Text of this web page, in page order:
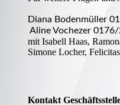
Diana Bodenmüller
Aline Vochezer
mit Isabell Haas,
Simone Locher,
Kontakt